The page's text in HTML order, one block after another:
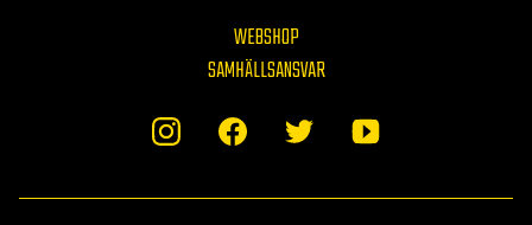
WEBSHOP
SAMHÄLLSANSVAR